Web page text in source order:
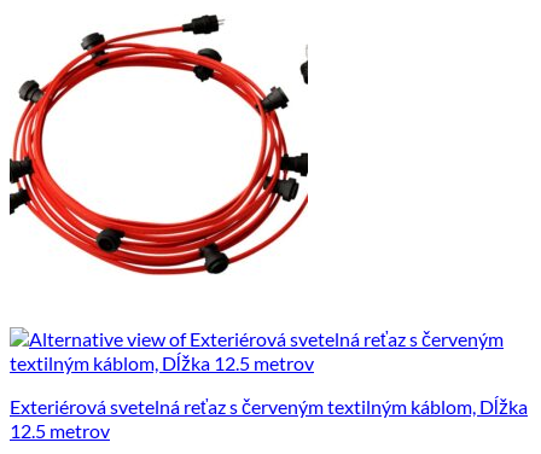
variantov.
Možnosti
si
môžete
vybrať
na
stránke
produktu.
Exteriérová svetelná reťaz s červeným textilným káblom, Dĺžka
12.5 metrov